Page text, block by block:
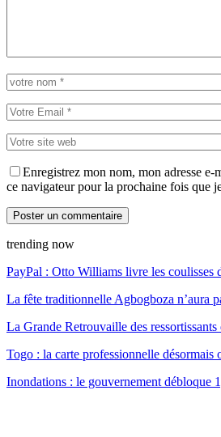
Enregistrez mon nom, mon adresse e-
ce navigateur pour la prochaine fois que
trending now
PayPal : Otto Williams livre les
La fête traditionnelle Agbogboza n’aura
La Grande Retrouvaille des
Togo : la carte professionnelle
Inondations : le gouvernement